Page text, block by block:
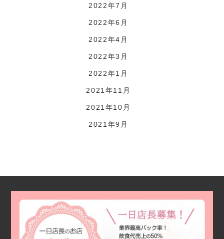
2022年7月
2022年6月
2022年4月
2022年3月
2022年1月
2021年11月
2021年10月
2021年9月